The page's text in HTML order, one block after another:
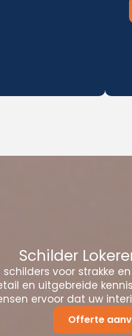
Schilder
voor strakke
en uitgebreide
ervoor dat uw
Offerte